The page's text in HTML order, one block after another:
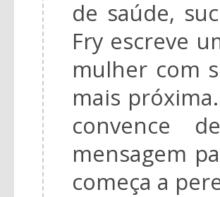
de saúde,
Fry escreve
mulher com
mais
convence
mensagem
começa a